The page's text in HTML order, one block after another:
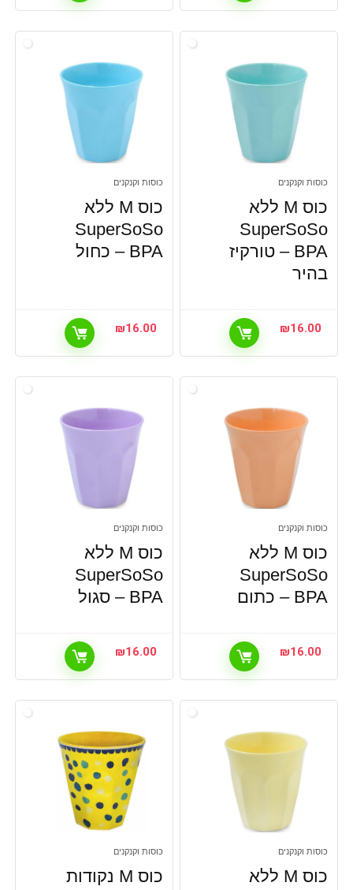
כוסות וקנקנים
כוס M ללא
SuperSoSo
BPA – טורקיז
בהיר
₪16.00
כוסות וקנקנים
כוס M ללא
SuperSoSo
BPA – כחול
₪16.00
כוסות וקנקנים
כוס M ללא
SuperSoSo
BPA – כתום
₪16.00
כוסות וקנקנים
כוס M ללא
SuperSoSo
BPA – סגול
₪16.00
כוסות וקנקנים
כוס M ללא
כוסות וקנקנים
כוס M נקודות